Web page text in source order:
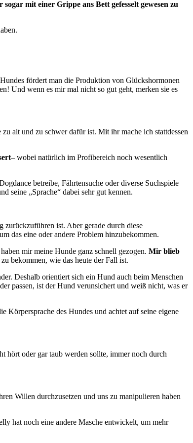
mit einer Grippe ans Bett gefesselt gewesen zu
fördert man die Produktion von Glückshormonen
Und wenn es mir mal nicht so gut geht, merken sie es
alt und zu schwer dafür ist. Mit ihr mache ich stattdessen
– wobei natürlich im Profibereich noch wesentlich
betreibe, Fährtensuche oder diverse Suchspiele
seine „Sprache“ dabei sehr gut kennen.
ist. Aber gerade durch diese
das eine oder andere Problem hinzubekommen.
mir meine Hunde ganz schnell gezogen. Mir blieb
bekommen, wie das heute der Fall ist.
Deshalb orientiert sich ein Hund auch beim Menschen
passen, ist der Hund verunsichert und weiß nicht, was er
Körpersprache des Hundes und achtet auf seine eigene
hört oder gar taub werden sollte, immer noch durch
Willen durchzusetzen und uns zu manipulieren haben
hat noch eine andere Masche entwickelt, um mehr